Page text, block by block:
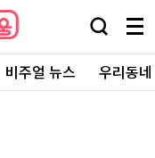
검
창
열
기
메
뉴
전
체
보
비주얼 뉴스 우리동